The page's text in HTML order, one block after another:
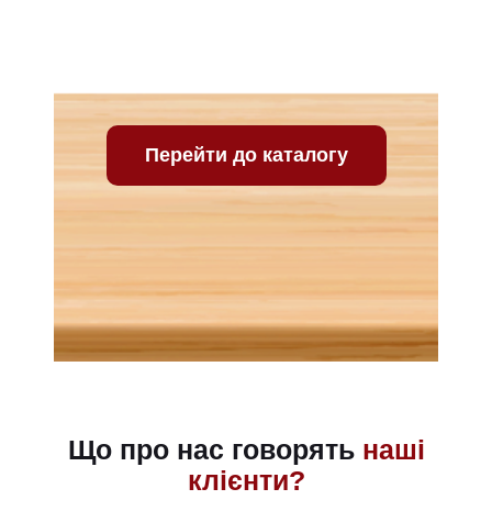
Перейти до каталогу
Що про нас говорять наші
клієнти?